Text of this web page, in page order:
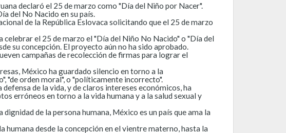
declaró el 25 de marzo como "Día del Niño por Nacer".
del No Nacido en su país.
de la República Eslovaca solicitando que el 25 de marzo
el 25 de marzo el "Día del Niño No Nacido" o "Día del
su concepción. El proyecto aún no ha sido aprobado.
campañas de recolección de firmas para lograr el
México ha guardado silencio en torno a la
"de orden moral", o "políticamente incorrecto".
de la vida, y de claros intereses económicos, ha
erróneos en torno a la vida humana y a la salud sexual y
de la persona humana, México es un país que ama la
desde la concepción en el vientre materno, hasta la